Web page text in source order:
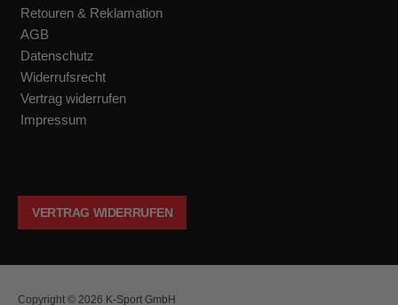
Retouren & Reklamation
AGB
Datenschutz
Widerrufsrecht
Vertrag widerrufen
Impressum
VERTRAG WIDERRUFEN
Copyright © 2026 K-Sport GmbH